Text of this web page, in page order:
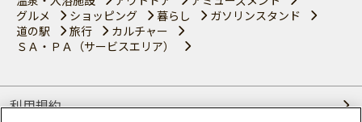
グルメ
ショッピング 暮らし
ガソリンスタンド
道の駅
旅行
カルチャー
ＳＡ・ＰＡ（サービスエリア）
利用規約